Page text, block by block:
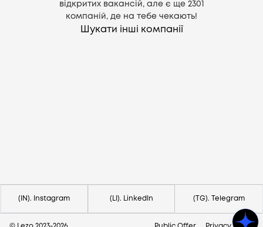
відкритих вакансій, але є ще 2301
компаній, де на тебе чекають!
Шукати інші компанії
(IN). Instagram (LI). LinkedIn (TG). Telegram